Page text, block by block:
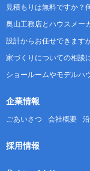
見積もりは無料ですか？
奥山工務店とハウスメー
設計からお任せできます
家づくりについての相談
ショールームやモデルハ
企業情報
ごあいさつ 会社概要
採用情報